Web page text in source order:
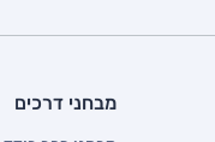
מבחני דרכים